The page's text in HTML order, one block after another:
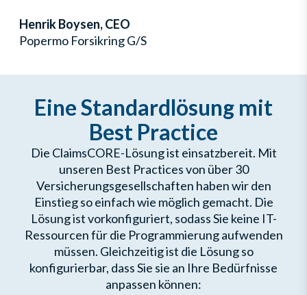
Henrik Boysen, CEO
Popermo Forsikring G/S
Eine Standardlösung mit
Best Practice
Die ClaimsCORE-Lösung ist einsatzbereit. Mit
unseren Best Practices von über 30
Versicherungsgesellschaften haben wir den
Einstieg so einfach wie möglich gemacht. Die
Lösung ist vorkonfiguriert, sodass Sie keine IT-
Ressourcen für die Programmierung aufwenden
müssen. Gleichzeitig ist die Lösung so
konfigurierbar, dass Sie sie an Ihre Bedürfnisse
anpassen können: